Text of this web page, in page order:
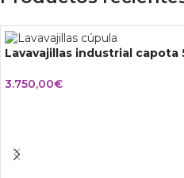
Lavavajillas industrial capota
3.750,00€